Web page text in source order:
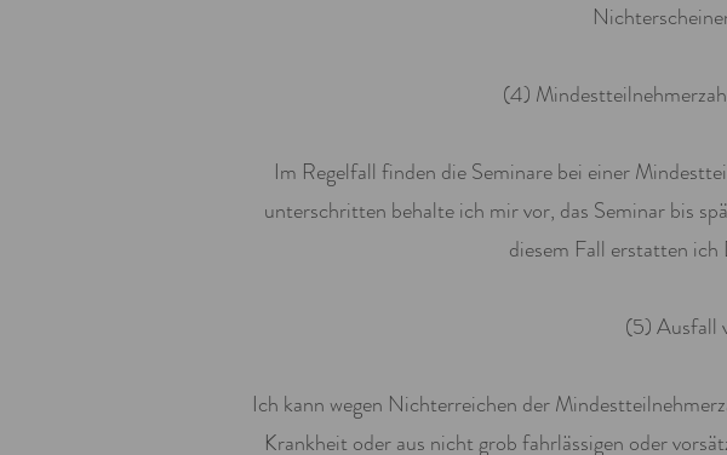
(4)
Im Regelfall finden die Seminare bei einer
unterschritten behalte ich mir vor, das Seminar bis
diesem Fall erstatten ich
(5) Ausfall
Ich kann wegen Nichterreichen der
Krankheit oder aus nicht grob fahrlässigen oder